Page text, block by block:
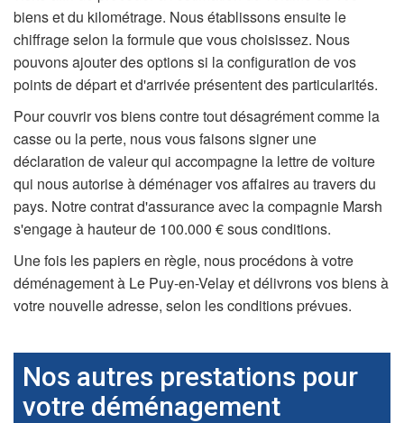
biens et du kilométrage. Nous établissons ensuite le
chiffrage selon la formule que vous choisissez. Nous
pouvons ajouter des options si la configuration de vos
points de départ et d'arrivée présentent des particularités.
Pour couvrir vos biens contre tout désagrément comme la
casse ou la perte, nous vous faisons signer une
déclaration de valeur qui accompagne la lettre de voiture
qui nous autorise à déménager vos affaires au travers du
pays. Notre contrat d'assurance avec la compagnie Marsh
s'engage à hauteur de 100.000 € sous conditions.
Une fois les papiers en règle, nous procédons à votre
déménagement à Le Puy-en-Velay et délivrons vos biens à
votre nouvelle adresse, selon les conditions prévues.
Nos autres prestations pour
votre déménagement